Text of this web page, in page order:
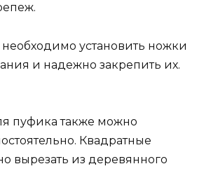
необходимо установить ножки
и надежно закрепить их.
пуфика также можно
Квадратные
вырезать из деревянного